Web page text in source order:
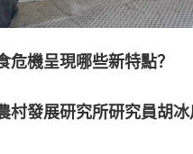
機呈現哪些新特點？
發展研究所研究員胡冰